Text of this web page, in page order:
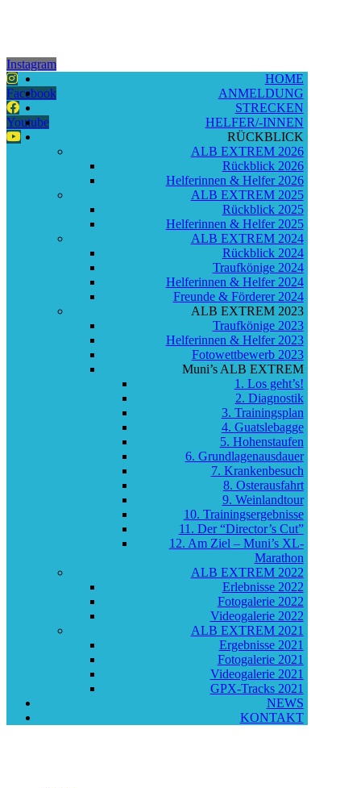
Instagram
Facebook
Youtube
HOME
ANMELDUNG
STRECKEN
HELFER/-INNEN
RÜCKBLICK
ALB EXTREM 2026
Rückblick 2026
Helferinnen & Helfer 2026
ALB EXTREM 2025
Rückblick 2025
Helferinnen & Helfer 2025
ALB EXTREM 2024
Rückblick 2024
Traufkönige 2024
Helferinnen & Helfer 2024
Freunde & Förderer 2024
ALB EXTREM 2023
Traufkönige 2023
Helferinnen & Helfer 2023
Fotowettbewerb 2023
Muni’s ALB EXTREM
1. Los geht’s!
2. Diagnostik
3. Trainingsplan
4. Guatslebagge
5. Hohenstaufen
6. Grundlagenausdauer
7. Krankenbesuch
8. Osterausfahrt
9. Weinlandtour
10. Trainingsergebnisse
11. Der “Director’s Cut”
12. Am Ziel – Muni’s XL-
Marathon
ALB EXTREM 2022
Erlebnisse 2022
Fotogalerie 2022
Videogalerie 2022
ALB EXTREM 2021
Ergebnisse 2021
Fotogalerie 2021
Videogalerie 2021
GPX-Tracks 2021
NEWS
KONTAKT